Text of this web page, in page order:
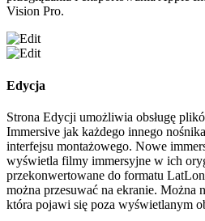
Vision Pro.
Edycja
Strona Edycji umożliwia obsługę
Immersive jak każdego innego
interfejsu montażowego. Nowe
wyświetla filmy immersyjne w ich
przekonwertowane do formatu
można przesuwać na ekranie. Można
która pojawi się poza wyświetlanym